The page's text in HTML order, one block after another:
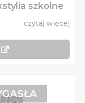
szkolne
czytaj więcej